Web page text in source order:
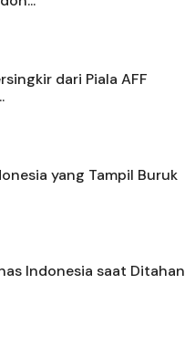
dari Piala AFF
yang Tampil Buruk
Indonesia saat Ditahan